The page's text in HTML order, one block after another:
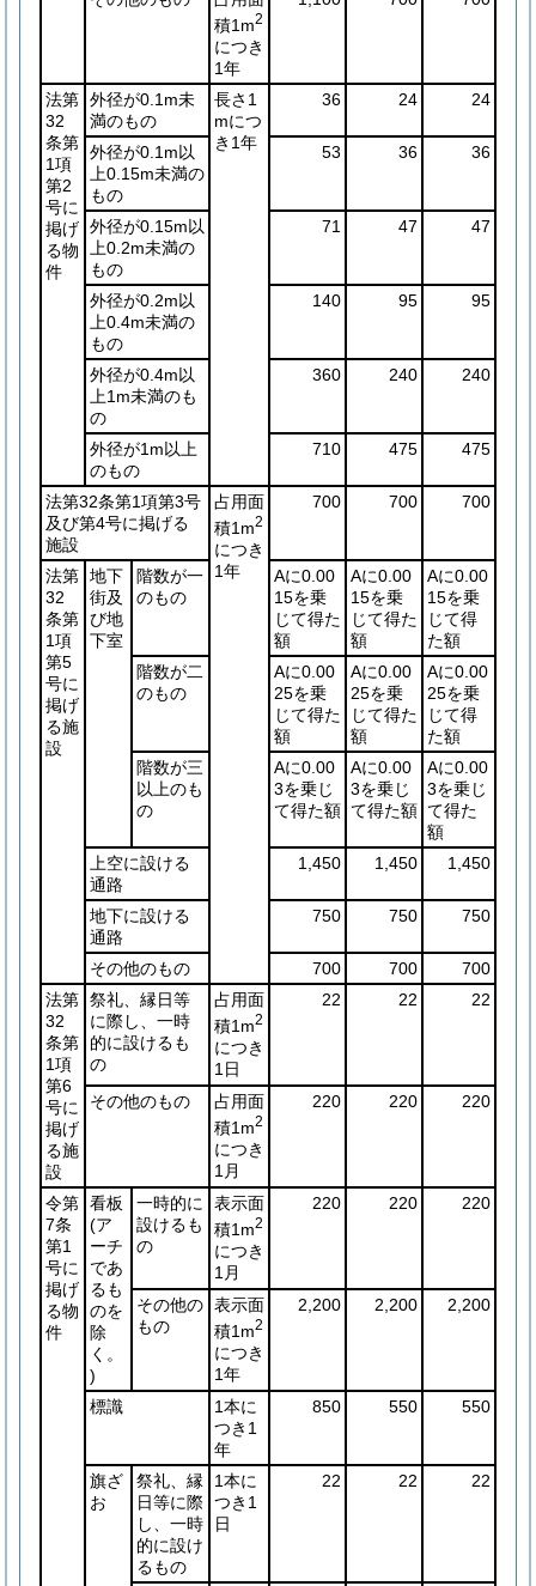
積1m2
につき
1年
法第
32
条第
1項
第2
号に
掲げ
る物
件
外径が0.1m未
満のもの
長さ1
mにつ
き1年
36 24 24
外径が0.1m以
上0.15m未満の
もの
53 36 36
外径が0.15m以
上0.2m未満の
もの
71 47 47
外径が0.2m以
上0.4m未満の
もの
140 95 95
外径が0.4m以
上1m未満のも
の
360 240 240
外径が1m以上
のもの
710 475 475
法第32条第1項第3号
及び第4号に掲げる
施設
占用面
積1m2
につき
1年
700 700 700
法第
32
条第
1項
第5
号に
掲げ
る施
設
地下
街及
び地
下室
階数が一
のもの
Aに0.00
15を乗
じて得た
額
Aに0.00
15を乗
じて得た
額
Aに0.00
15を乗
じて得
た額
階数が二
のもの
Aに0.00
25を乗
じて得た
額
Aに0.00
25を乗
じて得た
額
Aに0.00
25を乗
じて得
た額
階数が三
以上のも
の
Aに0.00
3を乗じ
て得た額
Aに0.00
3を乗じ
て得た額
Aに0.00
3を乗じ
て得た
額
上空に設ける
通路
1,450 1,450 1,450
地下に設ける
通路
750 750 750
その他のもの 700 700
700
法第
32
条第
1項
第6
号に
掲げ
る施
設
祭礼、縁日等
に際し、一時
的に設けるも
の
占用面
積1m2
につき
1日
22 22 22
その他のもの
占用面
積1m2
につき
1月
220 220 220
令第
7条
第1
号に
掲げ
る物
件
看板
(ア
ーチ
であ
るも
のを
除
く。
)
一時的に
設けるも
の
表示面
積1m2
につき
1月
220 220 220
その他の
もの
表示面
積1m2
につき
1年
2,200 2,200 2,200
標識
1本に
つき1
年
850 550 550
旗ざ
お
祭礼、縁
日等に際
し、一時
的に設け
るもの
1本に
つき1
日
22 22 22